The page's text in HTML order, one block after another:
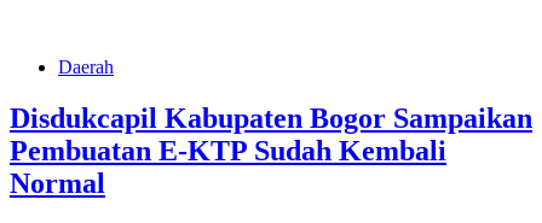
Daerah
Disdukcapil Kabupaten Bogor Sampaikan
Pembuatan E-KTP Sudah Kembali
Normal